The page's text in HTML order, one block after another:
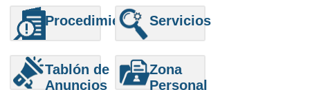
Procedimientos Servicios
Tablón de
Anuncios
Zona
Personal